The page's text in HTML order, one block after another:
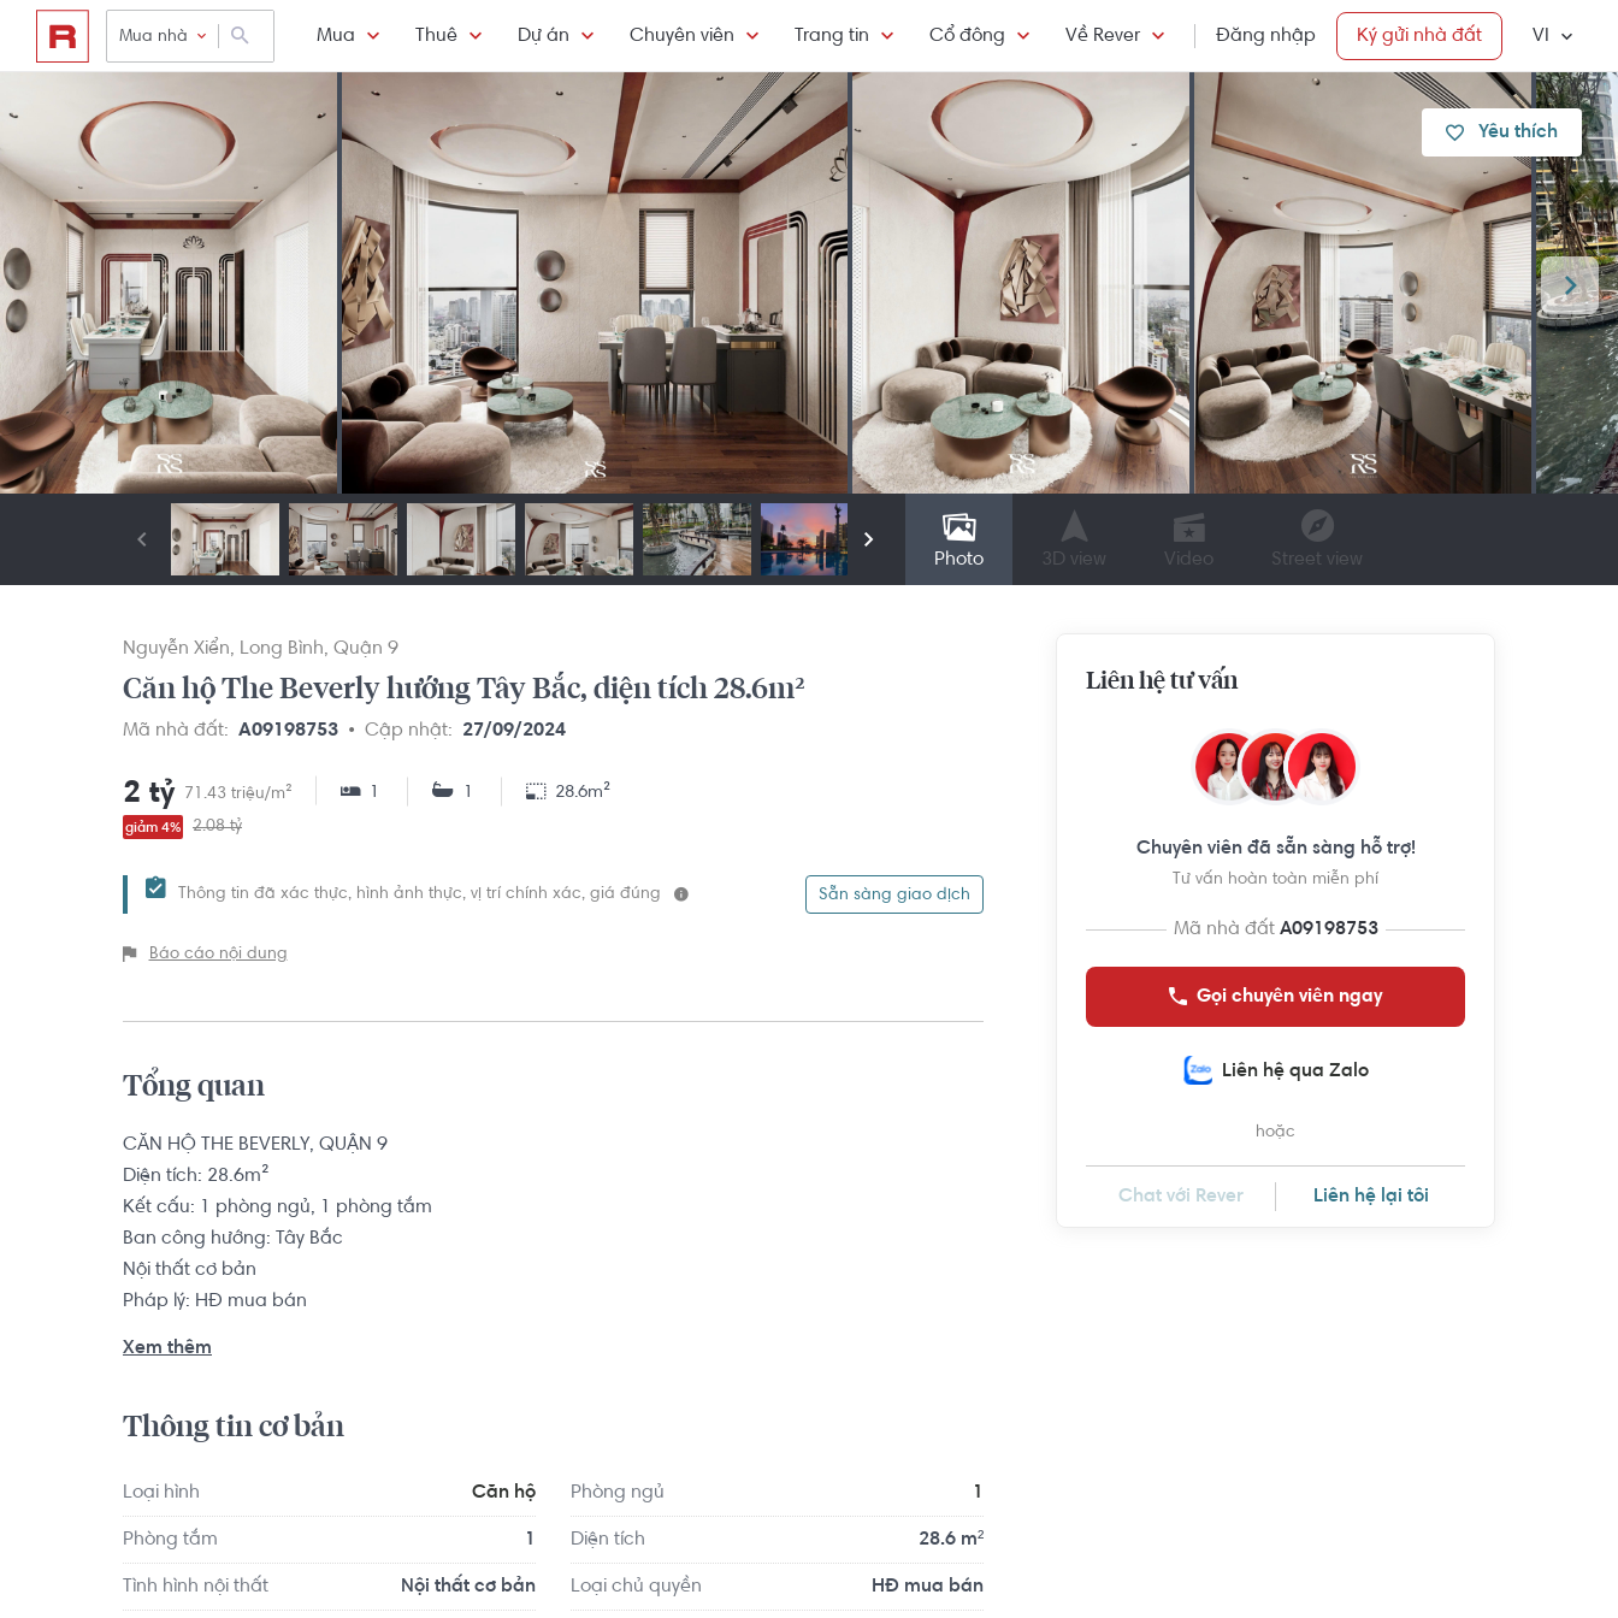
Mua nhà Mua Thuê Dự án Chuyên viên Trang tin Cổ đông Về Rever Đăng nhập Ký gửi nhà đất VI
Yêu thích
Photo 3D view Video Street view
Nguyễn Xiển Long Bình Quận 9
Căn hộ The Beverly hướng Tây Bắc, diện tích 28.6m²
Mã nhà đất: A09198753 Cập nhật: 27/09/2024
2 tỷ 71.43 triệu/m²
giảm 4% 2.08 tỷ
1 1 28.6m²
Thông tin đã xác thực, hình ảnh thực, vị trí chính xác, giá đúng Sẵn sàng giao dịch
Báo cáo nội dung
Tổng quan
CĂN HỘ THE BEVERLY, QUẬN 9
Diện tích: 28.6m²
Kết cấu: 1 phòng ngủ, 1 phòng tắm
Ban công hướng: Tây Bắc
Nội thất cơ bản
Pháp lý: HĐ mua bán
- Căn hộ Studio 35m² = Giá chỉ 1.85 tỷ.
- Căn hộ 2PN 80m² = Giá chỉ 3.88 tỷ.
- Căn hộ 3PN 100m² = Giá chỉ 6.3 tỷ.
Liên hệ 0768892255 Hoàng Hằng ( Hotline/Zalo ) chuyên viên thường trực tại dự án
Xem thêm
Thông tin cơ bản
Loại hình Căn hộ Phòng ngủ 1
Phòng tắm 1 Diện tích 28.6 m²
Tình hình nội thất Nội thất cơ bản Loại chủ quyền HĐ mua bán
Liên hệ tư vấn
Chuyên viên đã sẵn sàng hỗ trợ!
Tư vấn hoàn toàn miễn phí
Mã nhà đất A09198753
Gọi chuyên viên ngay
Liên hệ qua Zalo
hoặc
Chat với Rever Liên hệ lại tôi